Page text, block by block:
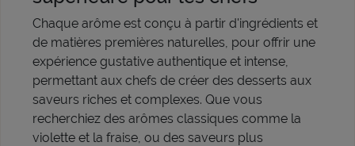
Chaque arôme est conçu à partir d'ingrédients et
de matières premières naturelles, pour offrir une
expérience gustative authentique et intense,
permettant aux chefs de créer des desserts aux
saveurs riches et complexes. Que vous
recherchiez des arômes classiques comme la
violette et la fraise, ou des saveurs plus